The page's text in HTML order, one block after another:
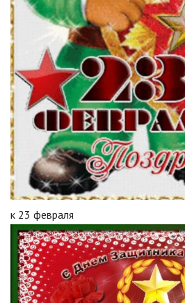
к 23 февраля